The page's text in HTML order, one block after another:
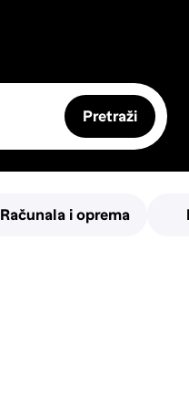
Pretraži
Računala i oprema